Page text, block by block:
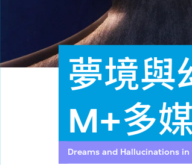
夢境與
M+多
Dreams and Hallucinations